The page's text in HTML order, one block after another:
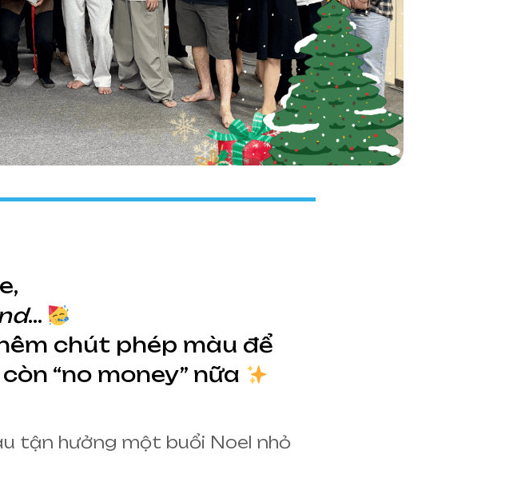
…
chút phép màu để
“no money” nữa
tận hưởng một buổi Noel nhỏ